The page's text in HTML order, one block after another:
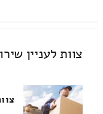
צוות לעניין